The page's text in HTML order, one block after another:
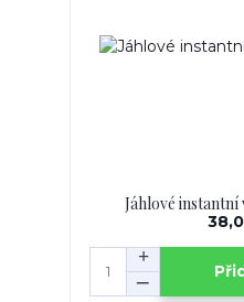
Jáhlové